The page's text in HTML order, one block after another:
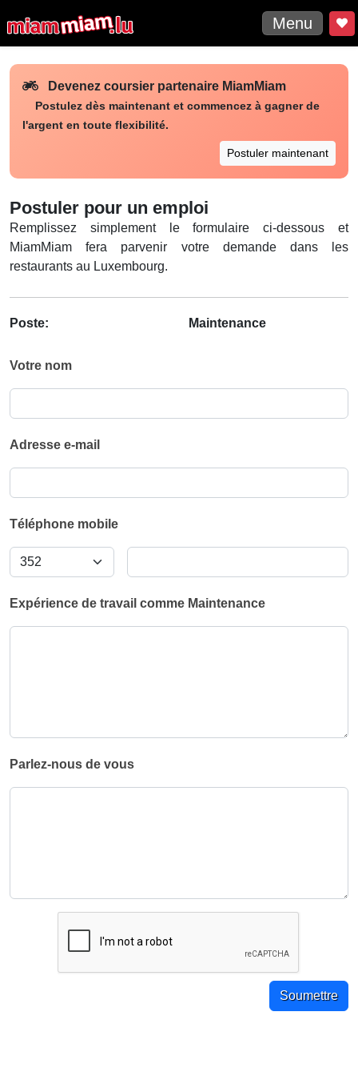
Menu
Devenez coursier partenaire MiamMiam
Postulez dès maintenant et commencez à gagner de
l'argent en toute flexibilité.
Postuler maintenant
Postuler pour un emploi
Remplissez simplement le formulaire ci-dessous et
MiamMiam fera parvenir votre demande dans les
restaurants au Luxembourg.
Poste: Maintenance
Votre nom
Adresse e-mail
Téléphone mobile
Expérience de travail comme Maintenance
Parlez-nous de vous
Soumettre